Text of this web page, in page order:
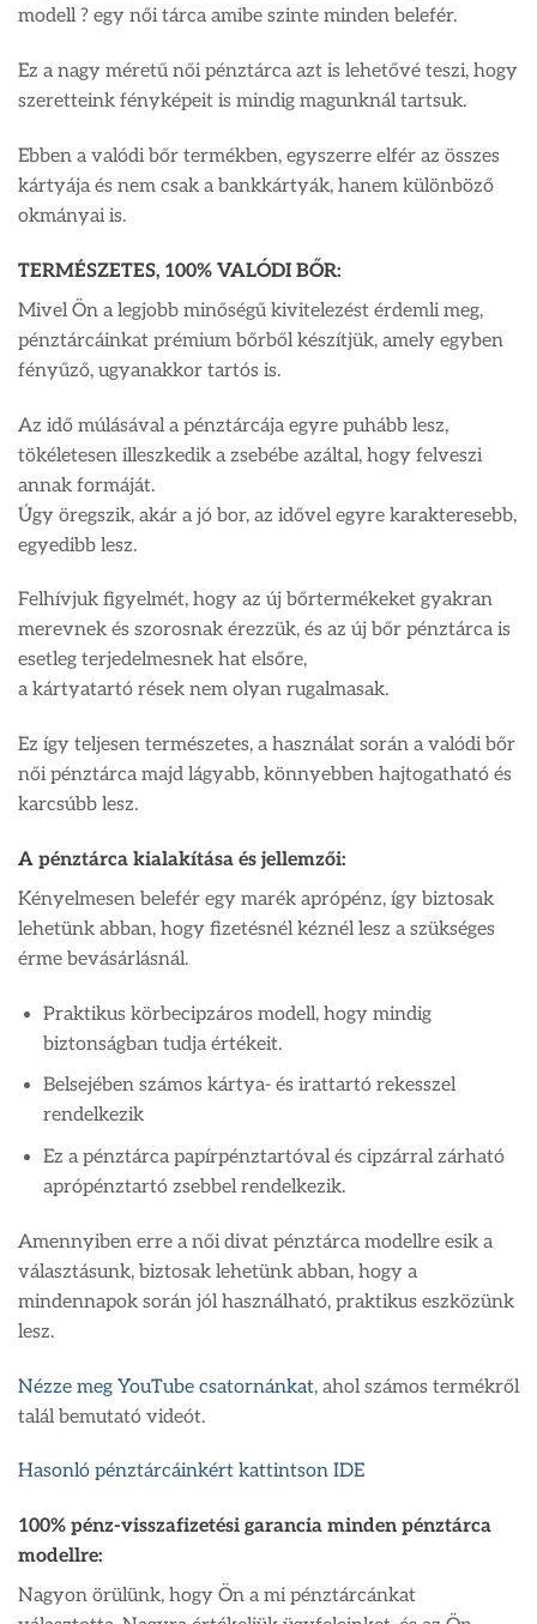
modell ? egy női tárca amibe szinte minden belefér.
Ez a nagy méretű női pénztárca azt is lehetővé teszi, hogy
szeretteink fényképeit is mindig magunknál tartsuk.
Ebben a valódi bőr termékben, egyszerre elfér az összes
kártyája és nem csak a bankkártyák, hanem különböző
okmányai is.
TERMÉSZETES, 100% VALÓDI BŐR:
Mivel Ön a legjobb minőségű kivitelezést érdemli meg,
pénztárcáinkat prémium bőrből készítjük, amely egyben
fényűző, ugyanakkor tartós is.
Az idő múlásával a pénztárcája egyre puhább lesz,
tökéletesen illeszkedik a zsebébe azáltal, hogy felveszi
annak formáját.
Úgy öregszik, akár a jó bor, az idővel egyre karakteresebb,
egyedibb lesz.
Felhívjuk figyelmét, hogy az új bőrtermékeket gyakran
merevnek és szorosnak érezzük, és az új bőr pénztárca is
esetleg terjedelmesnek hat elsőre,
a kártyatartó rések nem olyan rugalmasak.
Ez így teljesen természetes, a használat során a valódi bőr
női pénztárca majd lágyabb, könnyebben hajtogatható és
karcsúbb lesz.
A pénztárca kialakítása és jellemzői:
Kényelmesen belefér egy marék aprópénz, így biztosak
lehetünk abban, hogy fizetésnél kéznél lesz a szükséges
érme bevásárlásnál.
Praktikus körbecipzáros modell, hogy mindig
biztonságban tudja értékeit.
Belsejében számos kártya- és irattartó rekesszel
rendelkezik
Ez a pénztárca papírpénztartóval és cipzárral zárható
aprópénztartó zsebbel rendelkezik.
Amennyiben erre a női divat pénztárca modellre esik a
választásunk, biztosak lehetünk abban, hogy a
mindennapok során jól használható, praktikus eszközünk
lesz.
Nézze meg YouTube csatornánkat, ahol számos termékről
talál bemutató videót.
Hasonló pénztárcáinkért kattintson IDE
100% pénz-visszafizetési garancia minden pénztárca
modellre:
Nagyon örülünk, hogy Ön a mi pénztárcánkat